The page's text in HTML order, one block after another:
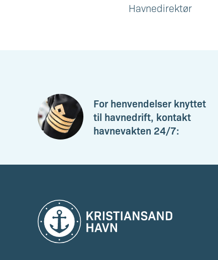
Havnedirektør
For henvendelser knyttet
til havnedrift, kontakt
havnevakten 24/7: